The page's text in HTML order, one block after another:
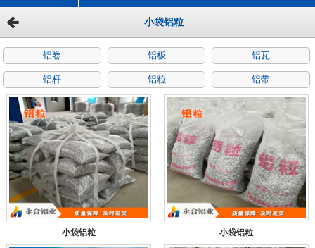
小袋铝粒
铝卷 铝板 铝瓦
铝杆 铝粒 铝带
小袋铝粒 小袋铝粒